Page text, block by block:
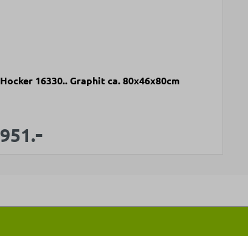
Hocker 16330.. Graphit ca. 80x46x80cm
Verkaufspreis:
951.-